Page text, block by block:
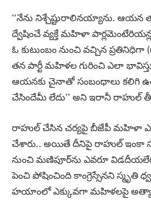
‘‘నేను నిశ్చేష్టురాలినయ్యాను. ఆయన
ద్వేషించే వ్యక్తే మహిళా
ఓ కుటుంబం నుంచి వచ్చిన ప్రతినిధిగా
తన పార్టీ మహిళల గురించి ఎలా
ఆయనకు చైనాతో సంబంధాలు కలిగి
చేసిందేమీ లేదు’’ అని ఇరానీ రాహుల్
రాహుల్ చేసిన చర్యపై బీజేపీ మహిళా
చేశారు.. అయితే దీనిపై రాహుల్ ఇంకా
నుంచి మణిపూర్‌ను ఎవరూ
పెంచి పోషించింది కాంగ్రెస్సేనని స్మృతి
హయాంలో ఎక్కువగా మహిళలపై